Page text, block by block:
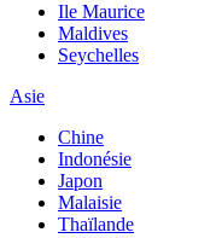
Ile Maurice
Maldives
Seychelles
Asie
Chine
Indonésie
Japon
Malaisie
Thaïlande